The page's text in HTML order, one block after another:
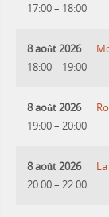
17:00– 18:00
8 août 2026
18:00– 19:00
8 août 2026
19:00– 20:00
8 août 2026
20:00– 22:00